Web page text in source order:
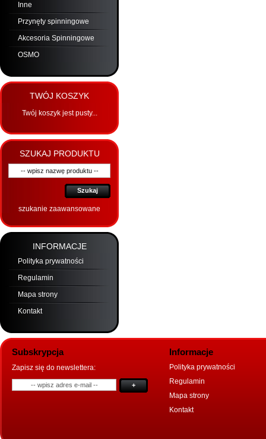
Inne
Przynęty spinningowe
Akcesoria Spinningowe
OSMO
TWÓJ KOSZYK
Twój koszyk jest pusty...
SZUKAJ PRODUKTU
Szukaj
szukanie zaawansowane
INFORMACJE
Polityka prywatności
Regulamin
Mapa strony
Kontakt
Informacje
Subskrypcja
Zapisz się do newslettera:
+
Polityka prywatności
Regulamin
Mapa strony
Kontakt